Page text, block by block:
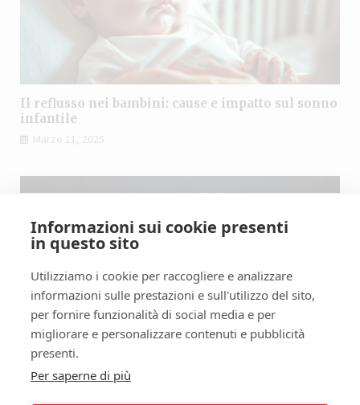
Il reflusso nei bambini: cause e impatto sul sonno
infantile
Marzo 11, 2025
Il reflusso acido può causare insonnia? Analisi
del legame tra digestione e sonno
Informazioni sui cookie presenti
in questo sito
Utilizziamo i cookie per raccogliere e analizzare
informazioni sulle prestazioni e sull'utilizzo del sito,
per fornire funzionalità di social media e per
migliorare e personalizzare contenuti e pubblicità
presenti.
Per saperne di più